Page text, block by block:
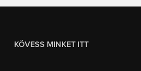
KÖVESS MINKET ITT